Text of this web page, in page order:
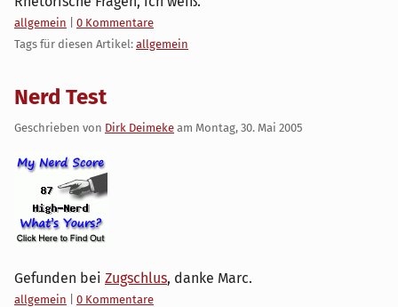
Kategorien:
allgemein
0 Kommentare
Tags für diesen Artikel: allgemein
Nerd Test
Geschrieben von Dirk Deimeke am Montag, 30. Mai 2005
Gefunden bei Zugschlus, danke Marc.
Kategorien:
allgemein
0 Kommentare